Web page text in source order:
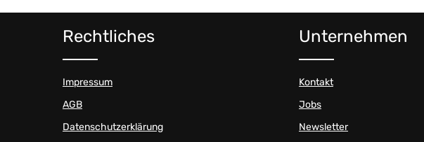
Rechtliches
Impressum
AGB
Datenschutzerklärung
Unternehmen
Kontakt
Jobs
Newsletter